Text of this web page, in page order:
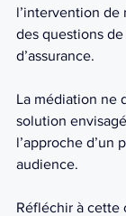
l’intervention de
des questions
d’assurance.
La médiation ne
solution
l’approche d’un
audience.
Réfléchir à cette